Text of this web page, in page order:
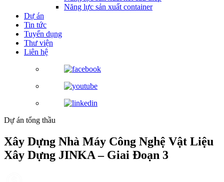
Năng lực sản xuất container
Dự án
Tin tức
Tuyển dụng
Thư viện
Liên hệ
Dự án tổng thầu
Xây Dựng Nhà Máy Công Nghệ Vật Liệu
Xây Dựng JINKA – Giai Đoạn 3